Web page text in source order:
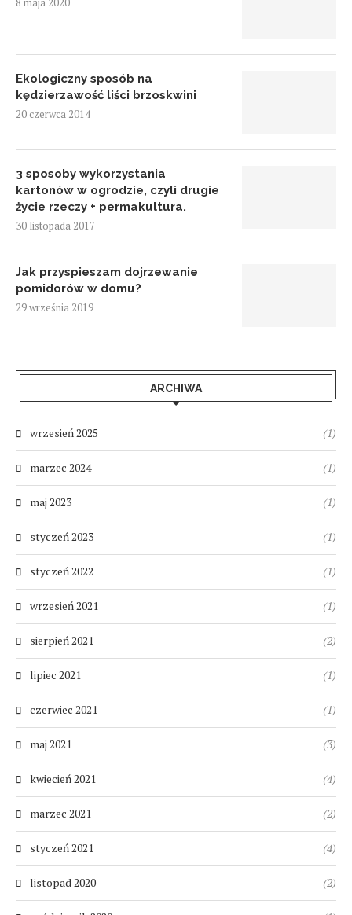
Ekologiczny sposób na
kędzierzawość liści brzoskwini
20 czerwca 2014
3 sposoby wykorzystania
kartonów w ogrodzie, czyli drugie
życie rzeczy + permakultura.
30 listopada 2017
Jak przyspieszam dojrzewanie
pomidorów w domu?
29 września 2019
ARCHIWA
wrzesień 2025 (1)
marzec 2024 (1)
maj 2023 (1)
styczeń 2023 (1)
styczeń 2022 (1)
wrzesień 2021 (1)
sierpień 2021 (2)
lipiec 2021 (1)
czerwiec 2021 (1)
maj 2021 (3)
kwiecień 2021 (4)
marzec 2021 (2)
styczeń 2021 (4)
listopad 2020 (2)